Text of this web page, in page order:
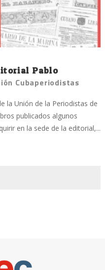
Pablo
Cubaperiodistas
la Unión de la Periodistas de
publicados algunos
en la sede de la editorial,...